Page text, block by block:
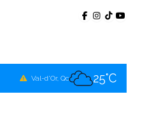
Val-d'Or, Qc 25°C